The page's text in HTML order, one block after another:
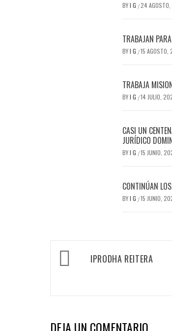
BYI G /24
TRABAJAN
BYI G /15 AGOSTO,
TRABAJA
BYI G /14 JULIO,
CASI UN
JURÍDICO
BYI G /15 JUNIO,
CONTINÚAN
BYI G /15 JUNIO,
Navegación
de IPRODHA REITERA
DEJA UN COMENTARIO